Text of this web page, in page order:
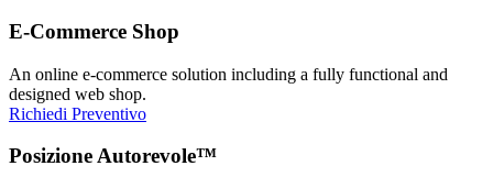
E-Commerce Shop
An online e-commerce solution including a fully functional and
designed web shop.
Richiedi Preventivo
Posizione Autorevole™